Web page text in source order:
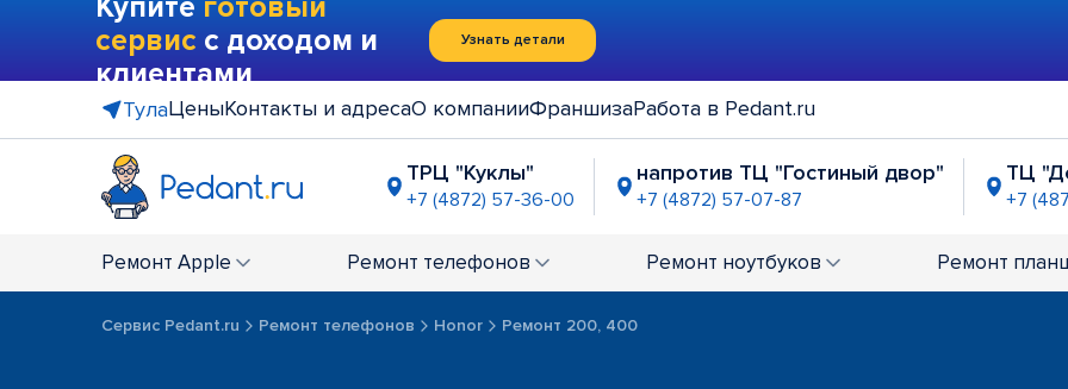
Купите готовый
сервис с доходом и
клиентами
Узнать детали
ТулаЦеныКонтакты и адресаО компанииФраншизаРабота в Pedant.ru
ТРЦ "Куклы"
+7 (4872) 57-36-00
напротив ТЦ "Гостиный двор"
+7 (4872) 57-07-87
ТЦ
+7
+7 (4872) 52-51-47
Ремонт Apple Ремонт телефонов Ремонт ноутбуков Ремонт
Сервис Pedant.ru Ремонт телефонов Honor Ремонт 200, 400